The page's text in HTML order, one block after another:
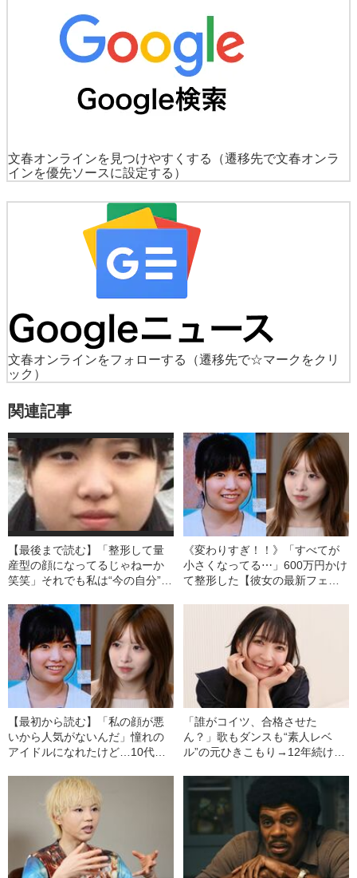
文春オンラインを見つけやすくする
（遷移先で文春オンラ
インを優先ソースに設定する）
文春オンラインをフォローする
（遷移先で☆マークをクリ
ック）
関連記事
【最後まで読む】「整形して量
産型の顔になってるじゃねーか
笑笑」それでも私は“今の自分”が
歳・元アイドルが【誹謗中傷】
に負けない理由
《変わりすぎ！！》「すべてが
小さくなってる⋯」600万円かけ
て整形した【彼女の最新フェイ
【最初から読む】「私の顔が悪
いから人気がないんだ」憧れの
アイドルになれたけど…10代少
に追い詰めた「握手会の闇」
「誰がコイツ、合格させた
ん？」歌もダンスも“素人レベ
ル”の元ひきこもり→12年続けた
の『驚きのきっかけ』